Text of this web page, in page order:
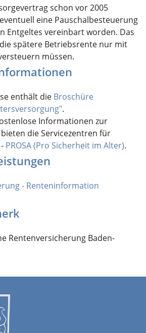
schon vor 2005
eine Pauschalbesteuerung
Entgeltes vereinbart worden. Das
spätere Betriebsrente nur mit
müssen.
enthält die Broschüre
.
Informationen zur
die Servicezentren für
PROSA (Pro Sicherheit im Alter).
- Renteninformation
Rentenversicherung Baden-